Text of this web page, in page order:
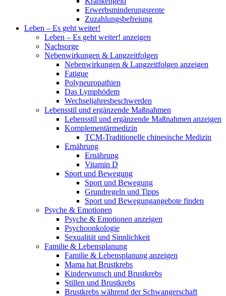
Erwerbsminderungsrente
Zuzahlungsbefreiung
Leben – Es geht weiter!
Leben – Es geht weiter! anzeigen
Nachsorge
Nebenwirkungen & Langzeitfolgen
Nebenwirkungen & Langzeitfolgen anzeigen
Fatigue
Polyneuropathien
Das Lymphödem
Wechseljahresbeschwerden
Lebensstil und ergänzende Maßnahmen
Lebensstil und ergänzende Maßnahmen anzeigen
Komplementärmedizin
TCM-Traditionelle chinesische Medizin
Ernährung
Ernährung
Vitamin D
Sport und Bewegung
Sport und Bewegung
Grundregeln und Tipps
Sport und Bewegungangebote finden
Psyche & Emotionen
Psyche & Emotionen anzeigen
Psychoonkologie
Sexualität und Sinnlichkeit
Familie & Lebensplanung
Familie & Lebensplanung anzeigen
Mama hat Brustkrebs
Kinderwunsch und Brustkrebs
Stillen und Brustkrebs
Brustkrebs während der Schwangerschaft